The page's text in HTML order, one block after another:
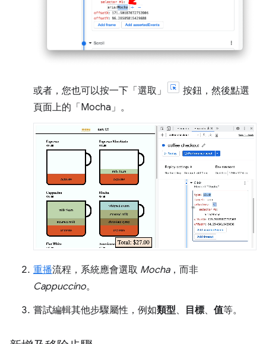
或者，您也可以按一下「選取」
按鈕，然後點選
頁面上的「Mocha」 。
重播流程，系統應會選取 Mocha，而非
Cappuccino。
嘗試編輯其他步驟屬性，例如類型、 目標、 值等。